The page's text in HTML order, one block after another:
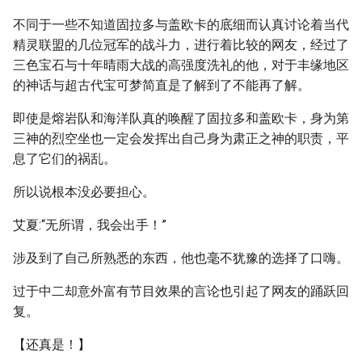
不同于一些不知道固拉多与盖欧卡的底细而认真讨论着当代
精灵联盟的几位冠军的战斗力，进行着比较的网友，经过了
三色宝石与十年晴雨大战的高强度洗礼的他，对于丰缘地区
的神话与超古代宝可梦简直是了解到了不能再了解。
即使是熔岩队和海洋队真的唤醒了固拉多和盖欧卡，身为第
三神的烈空坐也一定会发挥出自己身为肃正之神的职责，平
息了它们的祸乱。
所以说根本没必要担心。
艾夏:“无所谓，我会出手！”
涉及到了自己所熟悉的东西，他也毫不犹豫的选择了口嗨。
过于中二却意外富有节目效果的言论也引起了网友的踊跃回
复。
【还真是！】